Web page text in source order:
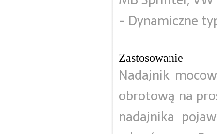
- Dynamiczne
Zastosowanie
Nadajnik
obrotową na
nadajnika